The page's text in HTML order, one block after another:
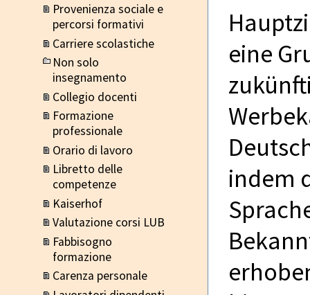
Provenienza sociale e
percorsi formativi
Carriere scolastiche
Non solo
insegnamento
Collegio docenti
Formazione
professionale
Orario di lavoro
Libretto delle
competenze
Kaiserhof
Valutazione corsi LUB
Fabbisogno
formazione
Carenza personale
eine
indem